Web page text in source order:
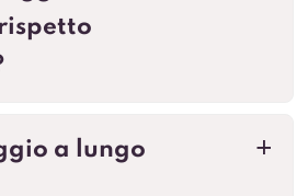
a
a lungo